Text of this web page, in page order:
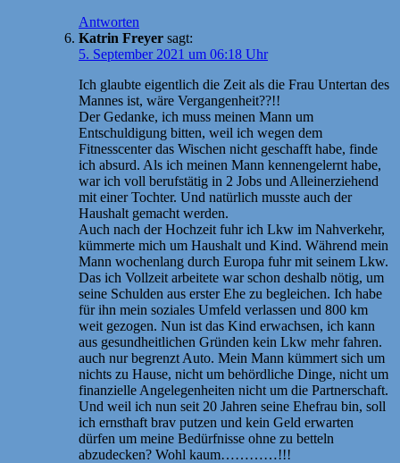
Antworten
Katrin Freyer sagt:
5. September 2021 um 06:18 Uhr
Ich glaubte eigentlich die Zeit als die Frau Untertan des
Mannes ist, wäre Vergangenheit??!!
Der Gedanke, ich muss meinen Mann um
Entschuldigung bitten, weil ich wegen dem
Fitnesscenter das Wischen nicht geschafft habe, finde
ich absurd. Als ich meinen Mann kennengelernt habe,
war ich voll berufstätig in 2 Jobs und Alleinerziehend
mit einer Tochter. Und natürlich musste auch der
Haushalt gemacht werden.
Auch nach der Hochzeit fuhr ich Lkw im Nahverkehr,
kümmerte mich um Haushalt und Kind. Während mein
Mann wochenlang durch Europa fuhr mit seinem Lkw.
Das ich Vollzeit arbeitete war schon deshalb nötig, um
seine Schulden aus erster Ehe zu begleichen. Ich habe
für ihn mein soziales Umfeld verlassen und 800 km
weit gezogen. Nun ist das Kind erwachsen, ich kann
aus gesundheitlichen Gründen kein Lkw mehr fahren.
auch nur begrenzt Auto. Mein Mann kümmert sich um
nichts zu Hause, nicht um behördliche Dinge, nicht um
finanzielle Angelegenheiten nicht um die Partnerschaft.
Und weil ich nun seit 20 Jahren seine Ehefrau bin, soll
ich ernsthaft brav putzen und kein Geld erwarten
dürfen um meine Bedürfnisse ohne zu betteln
abzudecken? Wohl kaum…………!!!